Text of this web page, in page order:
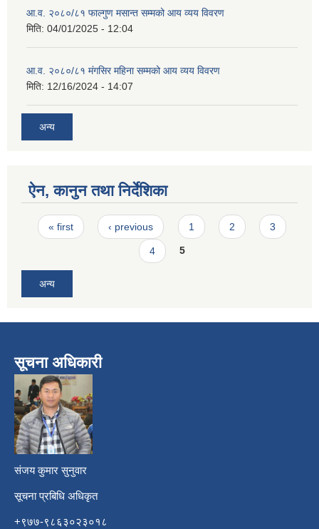
आ.व. २०८०/८१ फाल्गुण मसान्त सम्मको आय व्यय विवरण
मिति: 04/01/2025 - 12:04
आ.व. २०८०/८१ मंगसिर महिना सम्मको आय व्यय विवरण
मिति: 12/16/2024 - 14:07
अन्य
ऐन, कानुन तथा निर्देशिका
Pages
« first ‹ previous 1 2 3
4 5
अन्य
सूचना अधिकारी
संजय कुमार सुनुवार
सूचना प्रबिधि अधिकृत
+९७७-९८६३०२३०१८